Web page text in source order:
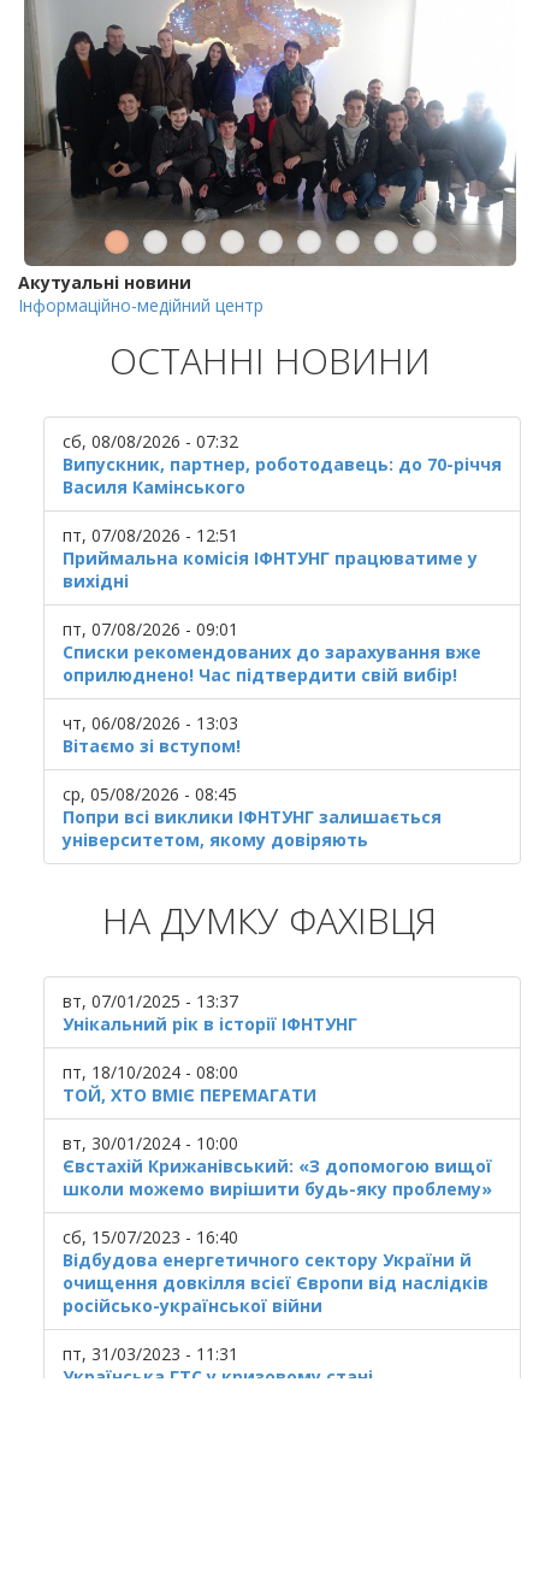
Акутуальні новини
Інформаційно-медійний центр
ОСТАННІ НОВИНИ
сб, 08/08/2026 - 07:32
Випускник, партнер, роботодавець: до 70-річчя
Василя Камінського
пт, 07/08/2026 - 12:51
Приймальна комісія ІФНТУНГ працюватиме у
вихідні
пт, 07/08/2026 - 09:01
Списки рекомендованих до зарахування вже
оприлюднено! Час підтвердити свій вибір!
чт, 06/08/2026 - 13:03
Вітаємо зі вступом!
ср, 05/08/2026 - 08:45
Попри всі виклики ІФНТУНГ залишається
університетом, якому довіряють
НА ДУМКУ ФАХІВЦЯ
вт, 07/01/2025 - 13:37
Унікальний рік в історії ІФНТУНГ
пт, 18/10/2024 - 08:00
ТОЙ, ХТО ВМІЄ ПЕРЕМАГАТИ
вт, 30/01/2024 - 10:00
Євстахій Крижанівський: «З допомогою вищої
школи можемо вирішити будь-яку проблему»
сб, 15/07/2023 - 16:40
Відбудова енергетичного сектору України й
очищення довкілля всієї Європи від наслідків
російсько-української війни
пт, 31/03/2023 - 11:31
Українська ГТС у кризовому стані